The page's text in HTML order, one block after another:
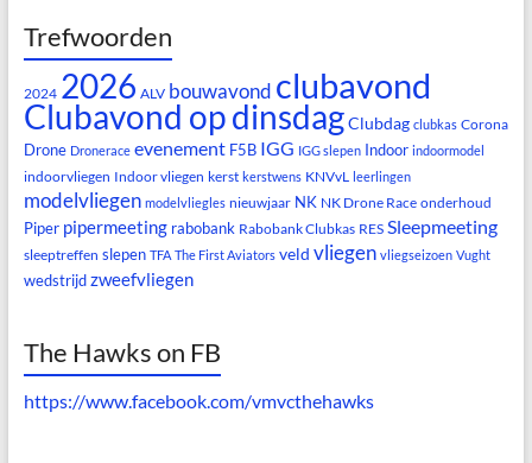
Trefwoorden
2024 2026 ALV bouwavond clubavond
Clubavond op dinsdagClubdag clubkas Corona
Drone Dronerace evenement F5B IGG IGG slepen Indoor indoormodel
indoorvliegen Indoor vliegen kerst kerstwens KNVvL leerlingen
modelvliegen modelvliegles nieuwjaar NK NK Drone Race onderhoud
Piper pipermeeting rabobank Rabobank Clubkas RES Sleepmeeting
sleeptreffen slepen TFA The First Aviators veld vliegen vliegseizoen Vught
wedstrijd zweefvliegen
The Hawks on FB
https://www.facebook.com/vmvcthehawks